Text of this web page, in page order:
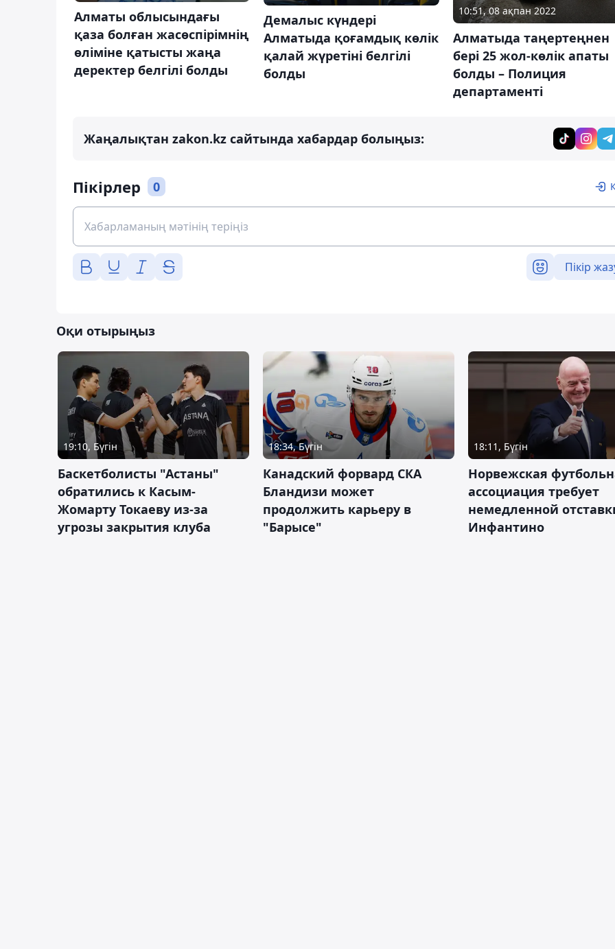
Алматы облысындағы
қаза болған жасөспірімнің
өліміне қатысты жаңа
деректер белгілі болды
Демалыс күндері
Алматыда қоғамдық көлік
қалай жүретіні белгілі
болды
10:51, 08 ақпан 2022
Алматыда таңертеңнен
бері 25 жол-көлік апаты
болды – Полиция
департаменті
Жаңалықтан zakon.kz сайтында хабардар болыңыз:
Пікірлер 0
Пікір
Оқи отырыңыз
19:10, Бүгін
Баскетболисты "Астаны"
обратились к Касым-
Жомарту Токаеву из-за
угрозы закрытия клуба
18:34, Бүгін
Канадский форвард СКА
Бландизи может
продолжить карьеру в
"Барысе"
18:11, Бүгін
Норвежская
ассоциация требует
немедленной
Инфантино